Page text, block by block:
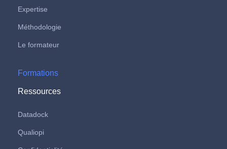
Expertise
Méthodologie
Le formateur
Formations
Ressources
Datadock
Qualiopi